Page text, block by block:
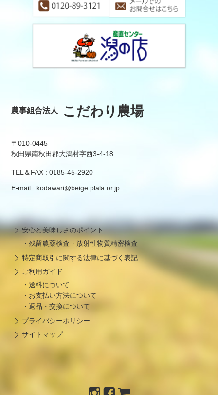
農事組合法人 こだわり農場
〒010-0445
秋田県南秋田郡大潟村字西3-4-18
TEL＆FAX : 0185-45-2920
E-mail : kodawari@beige.plala.or.jp
安心と美味しさのポイント
残留農薬検査・放射性物質精密検査
特定商取引に関する法律に基づく表記
ご利用ガイド
送料について
お支払い方法について
返品・交換について
プライバシーポリシー
サイトマップ